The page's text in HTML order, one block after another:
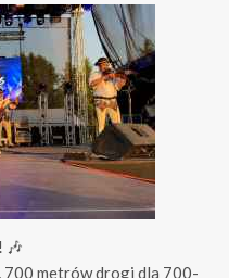
🎶
metrów drogi dla 700-